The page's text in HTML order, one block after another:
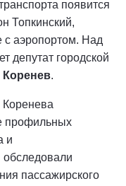
появится
Топкинский,
с аэропортом. Над
депутат городской
.
профильных
и
обследовали
пассажирского